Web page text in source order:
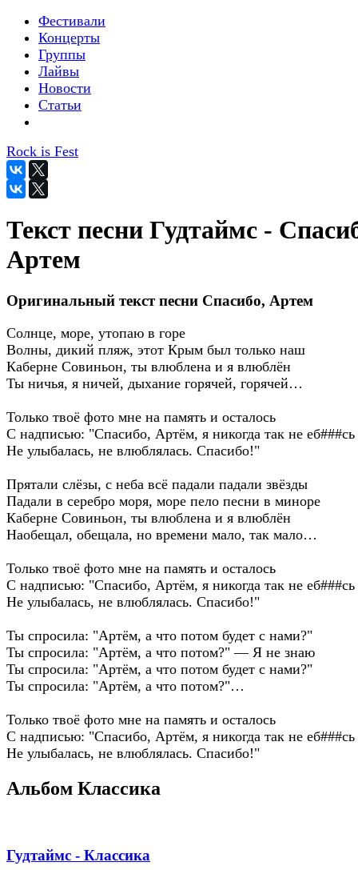
Фестивали
Концерты
Группы
Лайвы
Новости
Статьи
Rock is Fest
Текст песни Гудтаймс -
Артем
Оригинальный текст песни Спасибо, Артем
Солнце, море, утопаю в горе
Волны, дикий пляж, этот Крым был только наш
Каберне Совиньон, ты влюблена и я влюблён
Ты ничья, я ничей, дыхание горячей, горячей…
Только твоё фото мне на память и осталось
С надписью: "Спасибо, Артём, я никогда так не еб###сь
Не улыбалась, не влюблялась. Спасибо!"
Прятали слёзы, с неба всё падали падали звёзды
Падали в серебро моря, море пело песни в миноре
Каберне Совиньон, ты влюблена и я влюблён
Наобещал, обещала, но времени мало, так мало…
Только твоё фото мне на память и осталось
С надписью: "Спасибо, Артём, я никогда так не еб###сь
Не улыбалась, не влюблялась. Спасибо!"
Ты спросила: "Артём, а что потом будет с нами?"
Ты спросила: "Артём, а что потом?" — Я не знаю
Ты спросила: "Артём, а что потом будет с нами?"
Ты спросила: "Артём, а что потом?"…
Только твоё фото мне на память и осталось
С надписью: "Спасибо, Артём, я никогда так не еб###сь
Не улыбалась, не влюблялась. Спасибо!"
Альбом Классика
Гудтаймс - Классика